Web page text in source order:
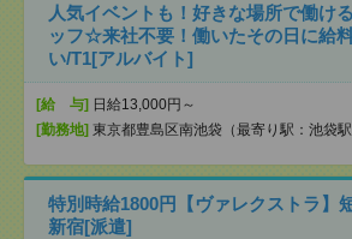
人気イベントも！好きな場所で働け
ッフ☆来社不要！働いたその日に給
い/T1[アルバイト]
[給 与] 日給13,000円～
[勤務地] 東京都豊島区南池袋（最寄り駅：池袋駅
特別時給1800円【ヴァレクストラ】
新宿[派遣]